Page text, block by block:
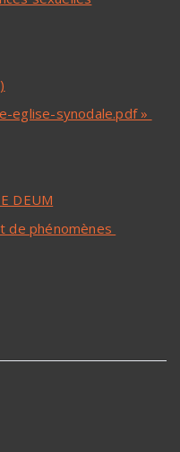
eglise-synodale.pdf »
DEUM
de phénomènes